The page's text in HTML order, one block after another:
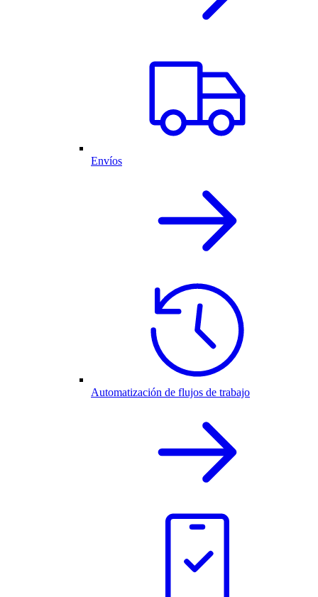
Envíos
Automatización de flujos de trabajo